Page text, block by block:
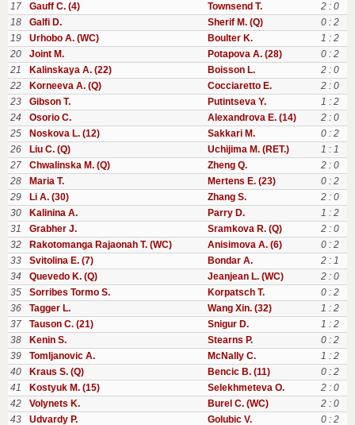
17
Gauff C. (4) Townsend T.
2 : 0
18
Galfi D. Sherif M. (Q)
0 : 2
19
Urhobo A. (WC) Boulter K.
1 : 2
20
Joint M. Potapova A. (28)
0 : 2
21
Kalinskaya A. (22) Boisson L.
2 : 0
22
Korneeva A. (Q) Cocciaretto E.
2 : 0
23
Gibson T. Putintseva Y.
1 : 2
24
Osorio C. Alexandrova E. (14)
2 : 0
25
Noskova L. (12) Sakkari M.
0 : 2
26
Liu C. (Q) Uchijima M. (RET.)
1 : 1
27
Chwalinska M. (Q) Zheng Q.
2 : 0
28
Maria T. Mertens E. (23)
0 : 2
29
Li A. (30) Zhang S.
2 : 0
30
Kalinina A. Parry D.
1 : 2
31
Grabher J. Sramkova R. (Q)
2 : 0
32
Rakotomanga Rajaonah T. (WC) Anisimova A. (6)
0 : 2
33
Svitolina E. (7) Bondar A.
2 : 1
34
Quevedo K. (Q) Jeanjean L. (WC)
2 : 0
35
Sorribes Tormo S. Korpatsch T.
0 : 2
36
Tagger L. Wang Xin. (32)
1 : 2
37
Tauson C. (21) Snigur D.
1 : 2
38
Kenin S. Stearns P.
0 : 2
39
Tomljanovic A. McNally C.
1 : 2
40
Kraus S. (Q) Bencic B. (11)
0 : 2
41
Kostyuk M. (15) Selekhmeteva O.
2 : 0
42
Volynets K. Burel C. (WC)
2 : 0
43
Udvardy P. Golubic V.
0 : 2